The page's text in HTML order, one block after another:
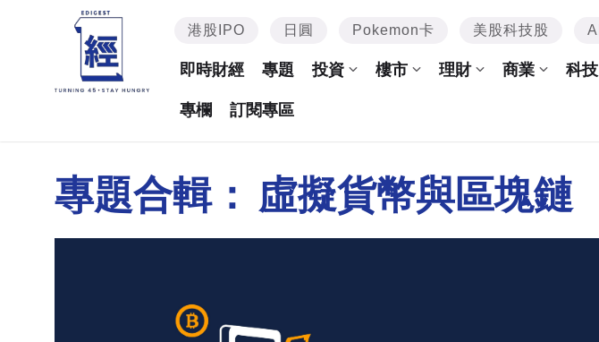
港股IPO 日圓 Pokemon卡 美股科技股 AI
即時財經 專題 投資 樓市 理財 商業 科技
專欄 訂閱專區
專題合輯： 虛擬貨幣與區塊鏈